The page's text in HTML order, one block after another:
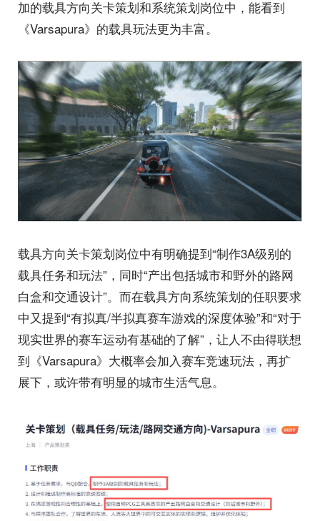
加的载具方向关卡策划和系统策划岗位中，能看到
《Varsapura》的载具玩法更为丰富。
载具方向关卡策划岗位中有明确提到“制作3A级别的
载具任务和玩法”，同时“产出包括城市和野外的路网
白盒和交通设计”。而在载具方向系统策划的任职要求
中又提到“有拟真/半拟真赛车游戏的深度体验”和“对于
现实世界的赛车运动有基础的了解”，让人不由得联想
到《Varsapura》大概率会加入赛车竞速玩法，再扩
展下，或许带有明显的城市生活气息。